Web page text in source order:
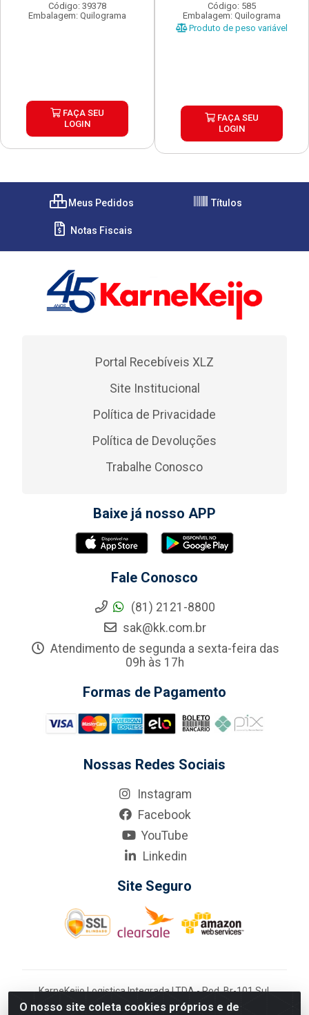
Código: 39378
Embalagem: Quilograma
FAÇA SEU
LOGIN
Código: 585
Embalagem: Quilograma
Produto de peso variável
FAÇA SEU
LOGIN
O nosso site coleta cookies próprios e de
Meus Pedidos Títulos
Notas Fiscais
Portal Recebíveis XLZ
Site Institucional
Política de Privacidade
Política de Devoluções
Trabalhe Conosco
Baixe já nosso APP
Fale Conosco
(81) 2121-8800
sak@kk.com.br
Atendimento de segunda a sexta-feira das
09h às 17h
Formas de Pagamento
Nossas Redes Sociais
Instagram
Facebook
YouTube
Linkedin
Site Seguro
KarneKeijo Logistica Integrada LTDA - Rod. Br-101 Sul,
nº3700 - Barro, Recife/PE, 50900-400 CNPJ: